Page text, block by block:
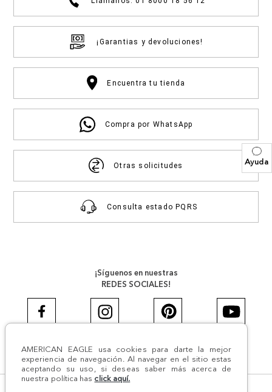
Ayuda
AMERICAN EAGLE usa cookies para darte la mejor
experiencia de navegación. Al navegar en el sitio estas
aceptando su uso, si deseas saber más acerca de
nuestra política has click aquí.
¡Garantias y devoluciones!
Encuentra tu tienda
Compra por WhatsApp
Otras solicitudes
Consulta estado PQRS
¡Síguenos en nuestras
REDES SOCIALES!
#AEJEANS #AerieREALCOL